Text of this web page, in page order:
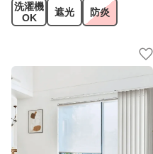
洗濯機
OK
遮光 防炎